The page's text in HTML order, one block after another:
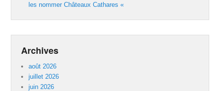
les nommer Châteaux Cathares «
Archives
août 2026
juillet 2026
juin 2026